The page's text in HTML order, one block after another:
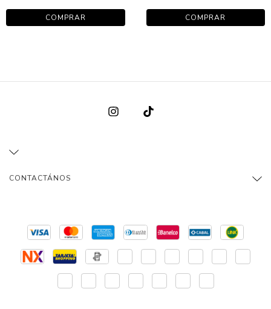
COMPRAR
CONTACTÁNOS